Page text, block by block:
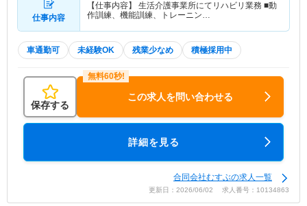
仕事内容
【仕事内容】 生活介護事業所にてリハビリ業務 ■動
作訓練、機能訓練、トレーニン…
車通勤可 未経験OK 残業少なめ 積極採用中
保存する
この求人を問い合わせる
詳細を見る
合同会社むすぶの求人一覧
更新日：2026/06/02 求人番号：10134863